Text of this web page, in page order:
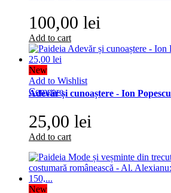
100,00 lei
Add to cart
New
Add to Wishlist
Compare
Adevăr și cunoaștere - Ion Popescu
25,00 lei
Add to cart
New